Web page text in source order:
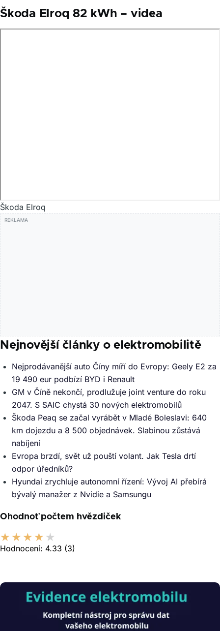
Škoda Elroq 82 kWh – videa
Škoda Elroq
Nejnovější články o elektromobilitě
Nejprodávanější auto Číny míří do Evropy: Geely E2 za
19 490 eur podbízí BYD i Renault
GM v Číně nekončí, prodlužuje joint venture do roku
2047. S SAIC chystá 30 nových elektromobilů
Škoda Peaq se začal vyrábět v Mladé Boleslavi: 640
km dojezdu a 8 500 objednávek. Slabinou zůstává
nabíjení
Evropa brzdí, svět už pouští volant. Jak Tesla drtí
odpor úředníků?
Hyundai zrychluje autonomní řízení: Vývoj AI přebírá
bývalý manažer z Nvidie a Samsungu
Ohodnoť počtem hvězdiček
Hodnocení: 4.33 (3)
Obrázek